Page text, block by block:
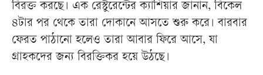
বিরক্ত করছে। এক রেস্টুরেন্টের ক্যাশিয়ার জানান, বিকেল
৪টার পর থেকে তারা দোকানে আসতে শুরু করে। বারবার
ফেরত পাঠানো হলেও তারা আবার ফিরে আসে, যা
গ্রাহকদের জন্য বিরক্তিকর হয়ে উঠছে।